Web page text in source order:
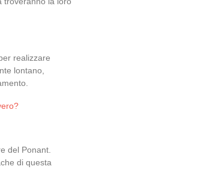
realizzare
lontano,
del Ponant.
di questa